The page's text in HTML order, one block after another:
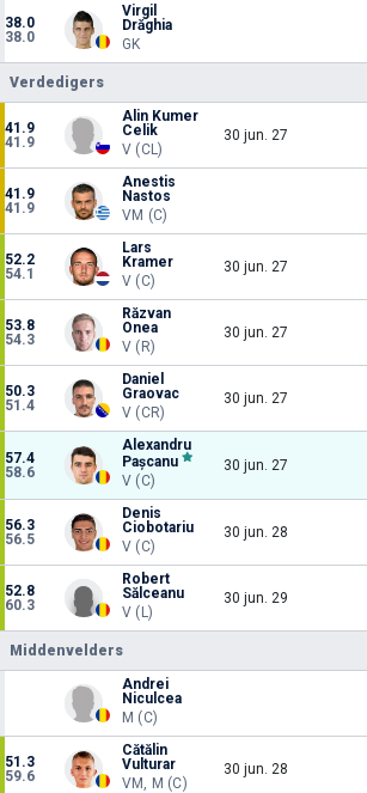
38.0
38.0
Virgil
Drăghia
GK
Verdedigers
41.9
41.9
Alin Kumer
Celik
V (CL)
30 jun. 27
41.9
41.9
Anestis
Nastos
VM (C)
52.2
54.1
Lars
Kramer
V (C)
30 jun. 27
53.8
54.3
Răzvan
Onea
V (R)
30 jun. 27
50.3
51.4
Daniel
Graovac
V (CR)
30 jun. 27
57.4
58.6
Alexandru
Pașcanu
V (C)
30 jun. 27
56.3
56.5
Denis
Ciobotariu
V (C)
30 jun. 28
52.8
60.3
Robert
Sălceanu
V (L)
30 jun. 29
Middenvelders
Andrei
Niculcea
M (C)
51.3
59.6
Cătălin
Vulturar
VM, M (C)
30 jun. 28